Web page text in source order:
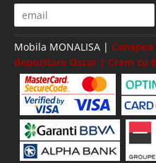
Mobila MONALISA |
depozitare Oscar | Crem cu